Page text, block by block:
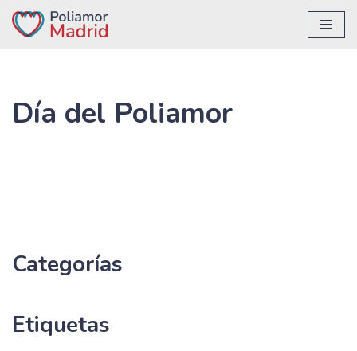
Día del Poliamor
Categorías
Etiquetas